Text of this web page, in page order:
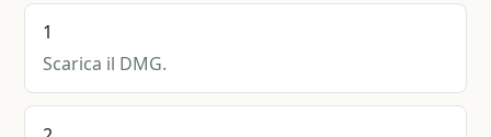
1
Scarica il DMG.